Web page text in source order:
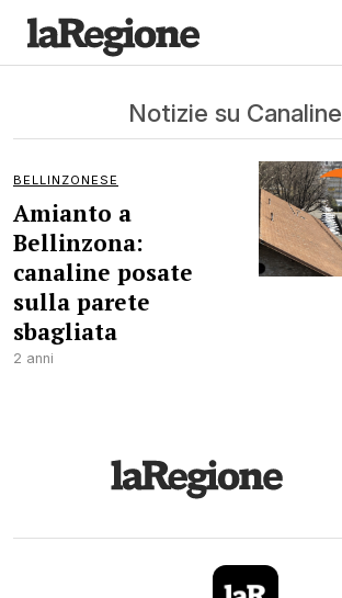
Notizie su Canaline
BELLINZONESE
Amianto a
Bellinzona:
canaline posate
sulla parete
sbagliata
2 anni